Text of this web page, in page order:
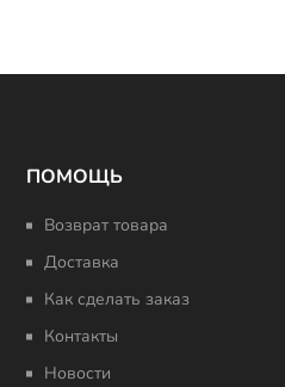
ПОМОЩЬ
Возврат товара
Доставка
Как сделать заказ
Контакты
Новости